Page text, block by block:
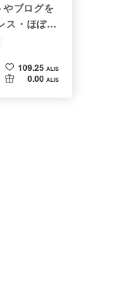
ブログを
ス・ほぼコ
109.25 ALIS
0.00 ALIS